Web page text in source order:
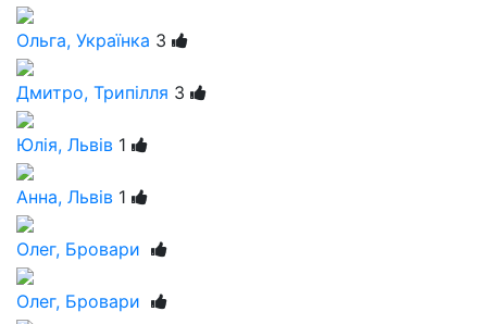
Ольга, Українка 3
Дмитро, Трипілля 3
Юлія, Львів 1
Анна, Львів 1
Олег, Бровари
Олег, Бровари